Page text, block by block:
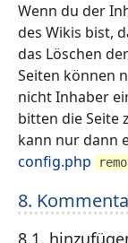
Wenn du der
des Wikis bist,
das Löschen
Seiten können
nicht Inhaber
bitten die Seite
kann nur dann
config.php
8.
8.1.